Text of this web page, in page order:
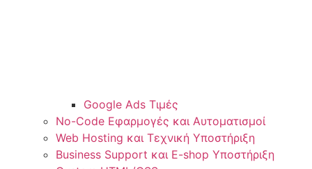
Google Ads Τιμές
No-Code Εφαρμογές και Αυτοματισμοί
Web Hosting και Τεχνική Υποστήριξη
Business Support και E-shop Υποστήριξη